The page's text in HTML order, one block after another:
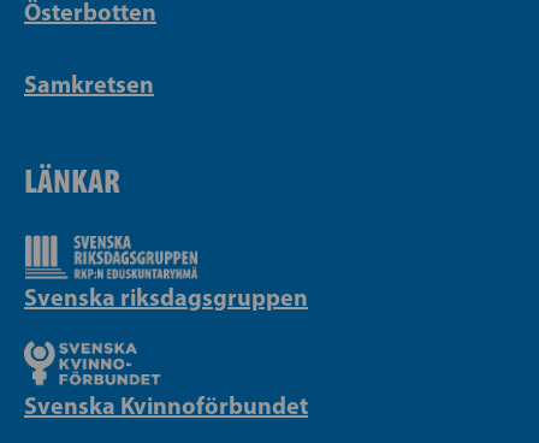
Österbotten
Samkretsen
LÄNKAR
Svenska riksdagsgruppen
Svenska Kvinnoförbundet